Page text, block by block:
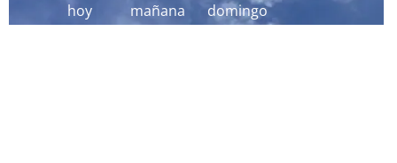
hoy mañana domingo